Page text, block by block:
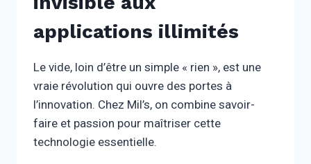
applications illimités
Le vide, loin d’être un simple « rien », est une
vraie révolution qui ouvre des portes à
l’innovation. Chez Mil’s, on combine savoir-
faire et passion pour maîtriser cette
technologie essentielle.